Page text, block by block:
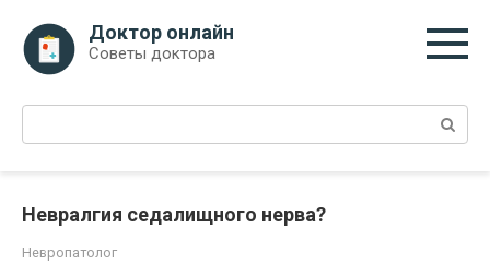
контенту
Доктор онлайн
Советы доктора
Поиск:
Невралгия седалищного нерва?
Невропатолог